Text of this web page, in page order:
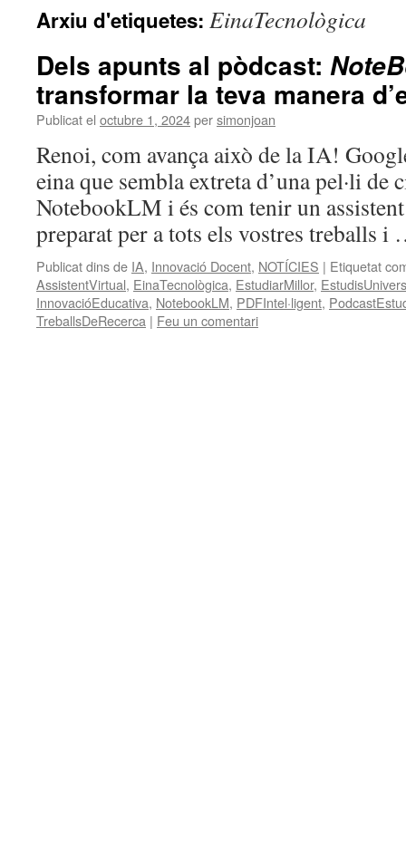
Arxiu d'etiquetes: EinaTecnològica
Dels apunts al pòdcast:
transformar la teva manera
Publicat el octubre 1, 2024persimonjoan
Renoi, com avança això de la IA!
eina que sembla extreta d’una pel·li
NotebookLM i és com tenir un
preparat per a tots els vostres treballs
Publicat dins de IA, Innovació Docent, NOTÍCIES | Etiquetat
AssistentVirtual, EinaTecnològica, EstudiarMillor,
InnovacióEducativa, NotebookLM, PDFIntel·ligent,
TreballsDeRecerca | Feu un comentari